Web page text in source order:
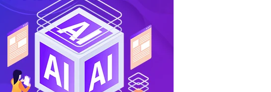
登入｜註冊｜會員中心 結帳
魔法弟子｜自資出版｜電子書 ｜客服中心｜ 智慧型立体會員